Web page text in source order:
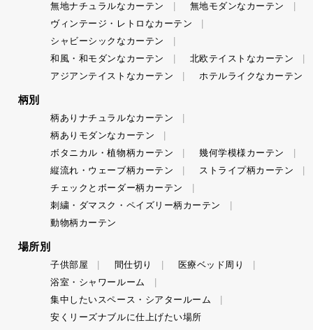
無地ナチュラルなカーテン
無地モダンなカーテン
ヴィンテージ・レトロなカーテン
シャビーシックなカーテン
和風・和モダンなカーテン
北欧テイストなカーテン
アジアンテイストなカーテン
ホテルライクなカーテン
柄別
柄ありナチュラルなカーテン
柄ありモダンなカーテン
ボタニカル・植物柄カーテン
幾何学模様カーテン
縦流れ・ウェーブ柄カーテン
ストライプ柄カーテン
チェックとボーダー柄カーテン
刺繍・ダマスク・ペイズリー柄カーテン
動物柄カーテン
場所別
子供部屋 間仕切り
医療ベッド周り
浴室・シャワールーム
集中したいスペース・シアタールーム
安くリーズナブルに仕上げたい場所